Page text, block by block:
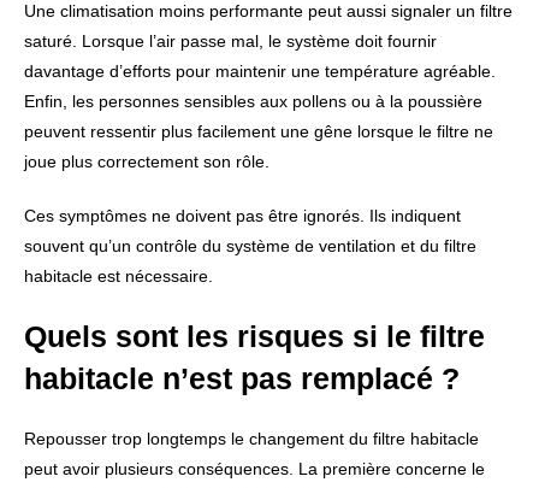
Une climatisation moins performante peut aussi signaler un filtre
saturé. Lorsque l’air passe mal, le système doit fournir
davantage d’efforts pour maintenir une température agréable.
Enfin, les personnes sensibles aux pollens ou à la poussière
peuvent ressentir plus facilement une gêne lorsque le filtre ne
joue plus correctement son rôle.
Ces symptômes ne doivent pas être ignorés. Ils indiquent
souvent qu’un contrôle du système de ventilation et du filtre
habitacle est nécessaire.
Quels sont les risques si le filtre
habitacle n’est pas remplacé ?
Repousser trop longtemps le changement du filtre habitacle
peut avoir plusieurs conséquences. La première concerne le